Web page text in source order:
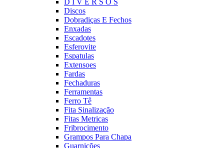
D I V E R S O S
Discos
Dobradiças E Fechos
Enxadas
Escadotes
Esferovite
Espatulas
Extensoes
Fardas
Fechaduras
Ferramentas
Ferro Tê
Fita Sinalização
Fitas Metricas
Fribrocimento
Grampos Para Chapa
Guarnições